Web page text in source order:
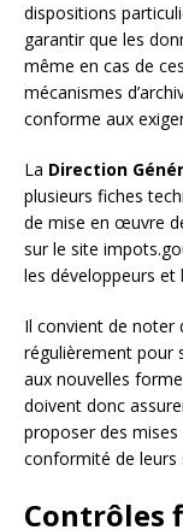
dispositions
garantir que les
même en cas de
mécanismes
conforme aux
La Direction
plusieurs fiches
de mise en œuvre
sur le site
les développeurs et
Il convient de noter
régulièrement pour
aux nouvelles
doivent donc
proposer des
conformité de leurs
Contrôles